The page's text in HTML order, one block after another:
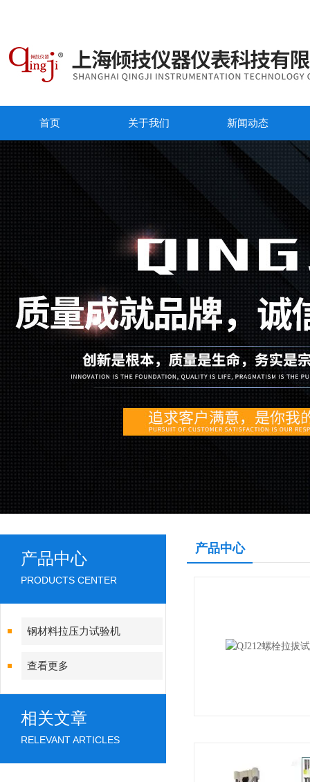
首页 关于我们 新闻动态
产品中心
PRODUCTS CENTER
钢材料拉压力试验机
查看更多
相关文章
RELEVANT ARTICLES
产品中心